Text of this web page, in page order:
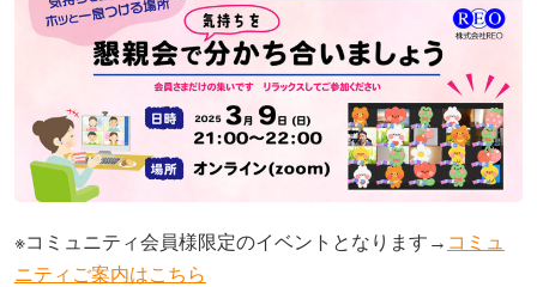
会社概要
無料体験
お問い合わせ
プライバシーポリシー
お知らせ
※コミュニティ会員様限定のイベントとなります→ コミュ
ニティご案内はこちら
子どもの不登校を前向きに｜休むことの意味と親が
できる支え方
不登校の子どもへの関わり方で気をつけたいこと｜
親がやりがちなNG行動とは
不登校の子どもが学校に行きたくなる魔法の言葉
「なぜ」の位置を変えると、不登校の見え方が変わ
る
高卒認定の物理基礎が不安な方へ｜出題範囲と勉強
の進め方
【埼玉県版】不登校からの高校受験ガイド｜令和8
年度入試対応
【千葉県版】不登校からの高校受験ガイド｜令和8
天才には不登校経験者が多い！不登校の先にある、
それぞれの才能
不登校の子どもに進路の話はいつする？親が知って
おきたい切り出し方と関わり方
立派な親でなくていい｜不登校の子どもを持つ親が
子どもの不登校を前向きに｜休むことの意味と親が